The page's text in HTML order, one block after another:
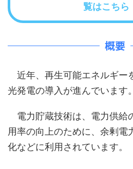
覧はこちら
概要
近年、再生可能エネルギー
光発電の導入が進んでいます。
電力貯蔵技術は、電力供給
用率の向上のために、余剰電
化などに利用されています。